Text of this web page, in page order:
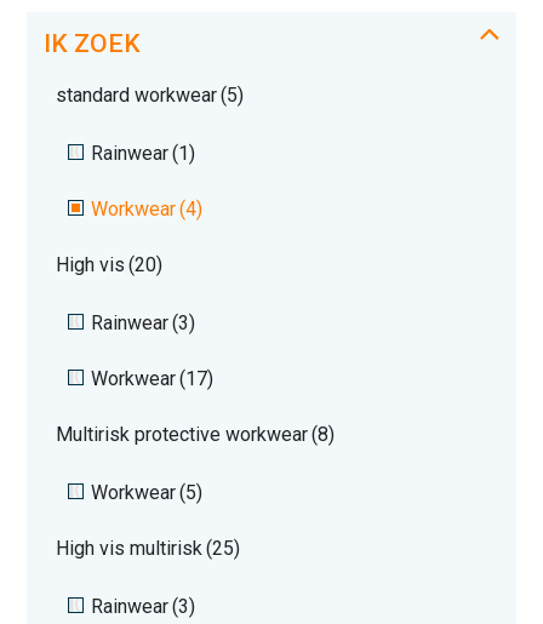
IK ZOEK
standard workwear(5)
Rainwear(1)
Workwear(4)
High vis (20)
Rainwear(3)
Workwear(17)
Multirisk protective workwear(8)
Workwear(5)
High vis multirisk(25)
Rainwear(3)